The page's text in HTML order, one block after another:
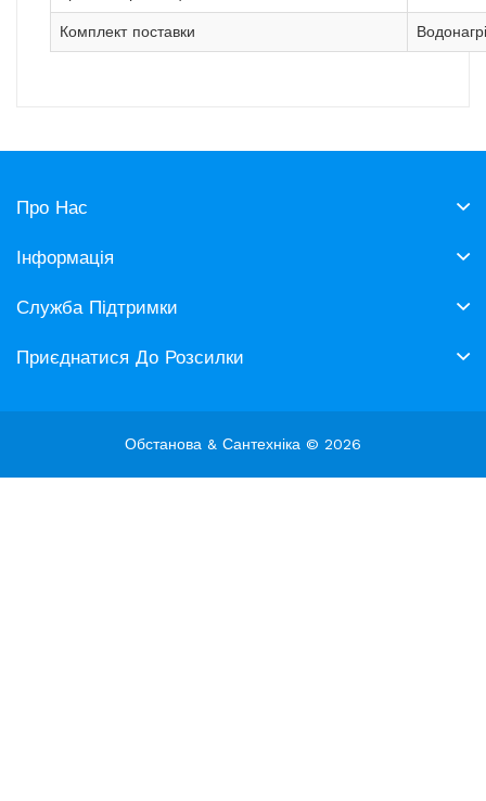
Комплект поставки
Про Нас
Інформація
Служба Підтримки
Приєднатися До Розсилки
Обстанова & Сантехніка © 2026